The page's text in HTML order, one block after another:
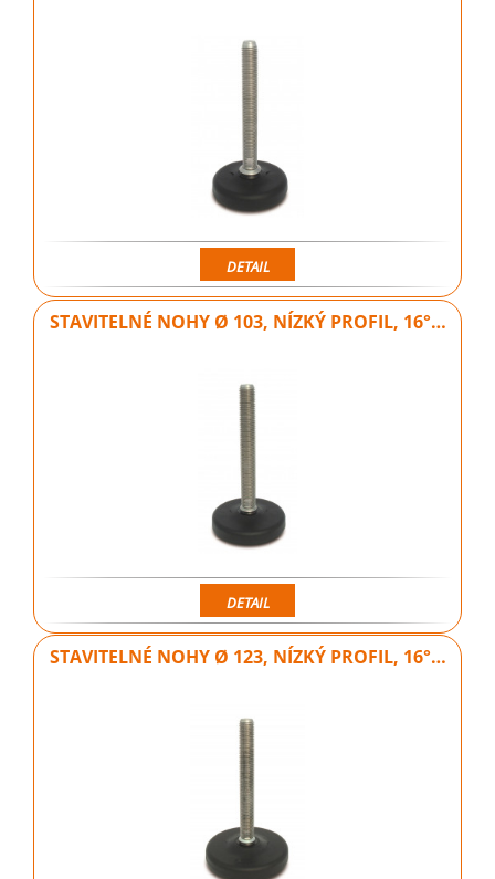
DETAIL
STAVITELNÉ NOHY Ø 103, NÍZKÝ PROFIL, 16°…
DETAIL
STAVITELNÉ NOHY Ø 123, NÍZKÝ PROFIL, 16°…